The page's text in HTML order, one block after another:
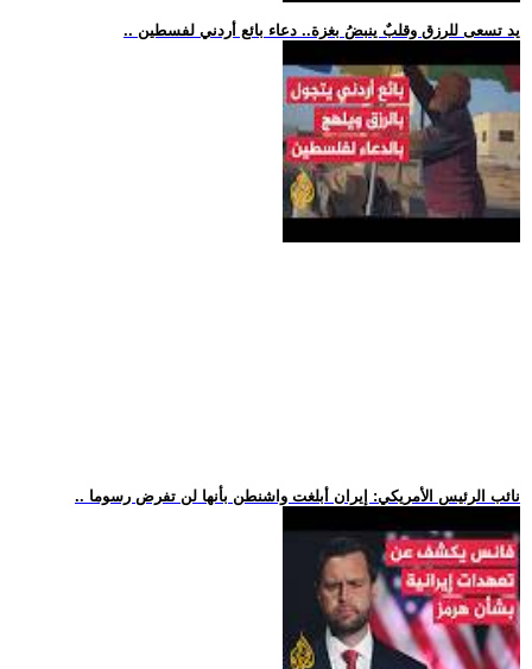
.. يد تسعى للرزق وقلبٌ ينبضُ بغزة.. دعاء بائع أردني لفسطين
.. نائب الرئيس الأمريكي: إيران أبلغت واشنطن بأنها لن تفرض رسوما